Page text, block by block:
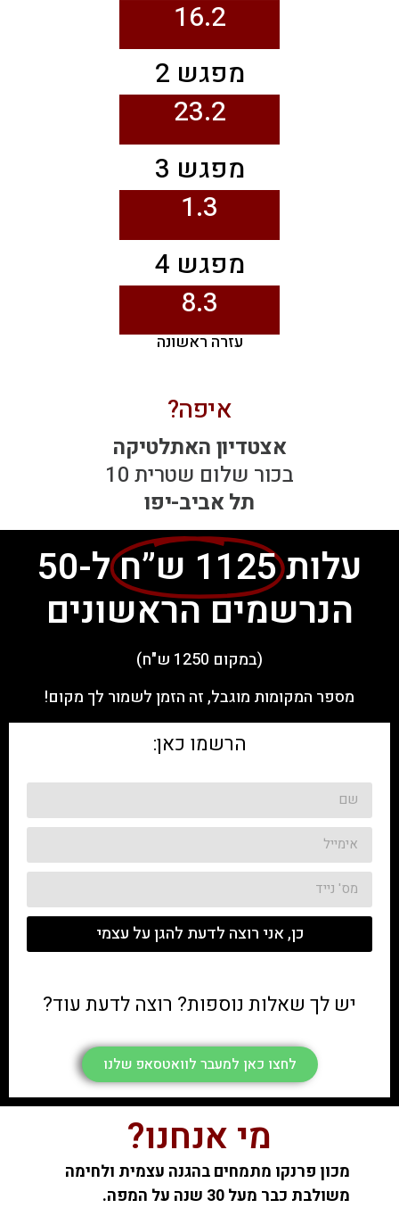
16.2
מפגש 2
23.2
מפגש 3
1.3
מפגש 4
8.3
עזרה ראשונה
איפה?
אצטדיון האתלטיקה
בכור שלום שטרית 10
תל אביב-יפו
עלות1125 ש”ח
ל-50
הנרשמים הראשונים
(במקום 1250 ש"ח)
מספר המקומות מוגבל, זה הזמן לשמור לך מקום!
הרשמו כאן:
כן, אני רוצה לדעת להגן על עצמי
יש לך שאלות נוספות? רוצה לדעת עוד?
לחצו כאן למעבר לוואטסאפ שלנו
מי אנחנו?
מכון פרנקו מתמחים בהגנה עצמית ולחימה
משולבת כבר מעל 30 שנה על המפה.